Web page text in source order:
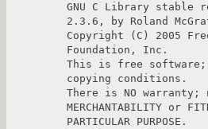
GNU C Library stable
2.3.6, by Roland
Copyright (C) 2005
Foundation, Inc.
This is free
copying conditions.
There is NO warranty;
MERCHANTABILITY or
PARTICULAR PURPOSE.